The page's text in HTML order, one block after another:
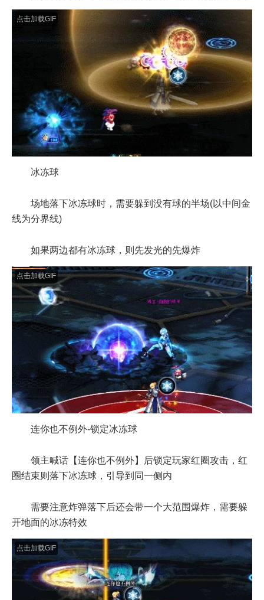
点击加载GIF
冰冻球
场地落下冰冻球时，需要躲到没有球的半场(以中间金
线为分界线)
如果两边都有冰冻球，则先发光的先爆炸
点击加载GIF
连你也不例外-锁定冰冻球
领主喊话【连你也不例外】后锁定玩家红圈攻击，红
圈结束则落下冰冻球，引导到同一侧内
需要注意炸弹落下后还会带一个大范围爆炸，需要躲
开地面的冰冻特效
点击加载GIF